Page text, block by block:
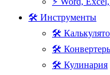
🛠 Инструменты
🛠
🛠
🛠 Кулинария